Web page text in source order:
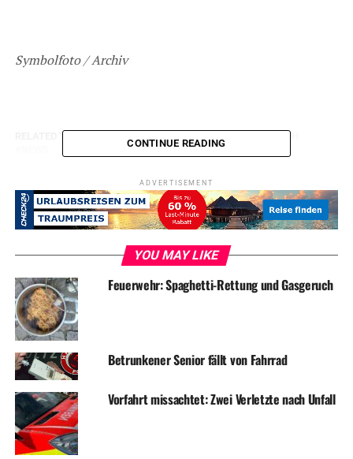
Symbolfoto / Archiv
RELATED TOPICS:
EINBRUCH
Jugendliches Trio bricht bei Bestatter ein – Zeugen gesucht
DON'T MISS
Feuerwehr löscht Grillfeuer
CONTINUE READING
ADVERTISEMENT
YOU MAY LIKE
Feuerwehr: Spaghetti-Rettung und Gasgeruch
Betrunkener Senior fällt von Fahrrad
Vorfahrt missachtet: Zwei Verletzte nach Unfall